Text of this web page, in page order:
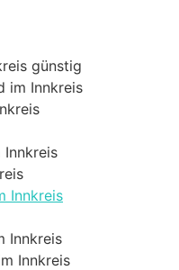
günstig
im Innkreis
Innkreis
Innkreis
Innkreis
Innkreis